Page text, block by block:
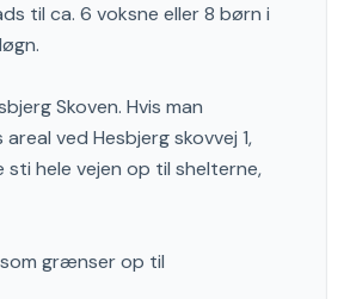
til ca. 6 voksne eller 8 børn i
Skoven. Hvis man
ved Hesbjerg skovvej 1,
sti hele vejen op til shelterne,
grænser op til